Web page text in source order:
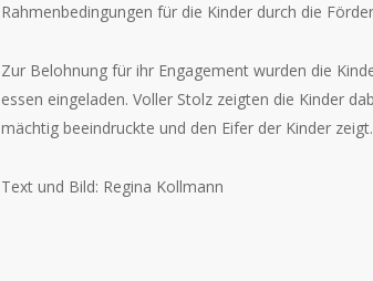
Rahmenbedingungen für die Kinder durch die
Zur Belohnung für ihr Engagement wurden die
essen eingeladen. Voller Stolz zeigten die Kinder
mächtig beeindruckte und den Eifer der Kinder zeigt.
Text und Bild: Regina Kollmann